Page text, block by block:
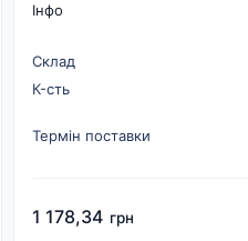
Інфо
Склад
К-cть
Термін поставки
1 178,34 грн